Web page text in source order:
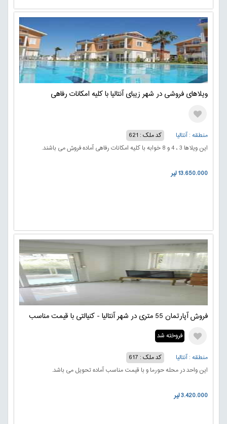
ویلاهای فروشی در شهر زیبای آنتالیا با کلیه امکانات رفاهی
منطقه : آنتالیا
کد ملک : 621
این ویلاها 3 ، 4 و 8 خوابه با کلیه امکانات رفاهی آماده فروش می باشند.
13.650.000 لیر
فروش آپارتمان 55 متری در شهر آنتالیا - کنیالتی با قیمت مناسب
فروخته شد
منطقه : آنتالیا
کد ملک : 617
این واحد در محله حورما و با قیمت مناسب آماده تحویل می باشد.
3.420.000 لیر